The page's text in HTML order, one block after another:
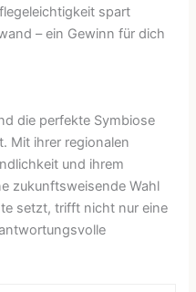
spart
– ein Gewinn für dich
die perfekte Symbiose
Mit ihrer regionalen
und ihrem
zukunftsweisende Wahl
setzt, trifft nicht nur eine